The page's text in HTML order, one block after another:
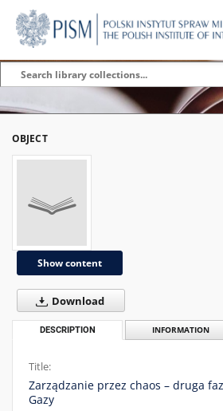
OBJECT
Show content
Download
DESCRIPTION INFORMATION
Title:
Zarządzanie przez chaos – druga
Gazy